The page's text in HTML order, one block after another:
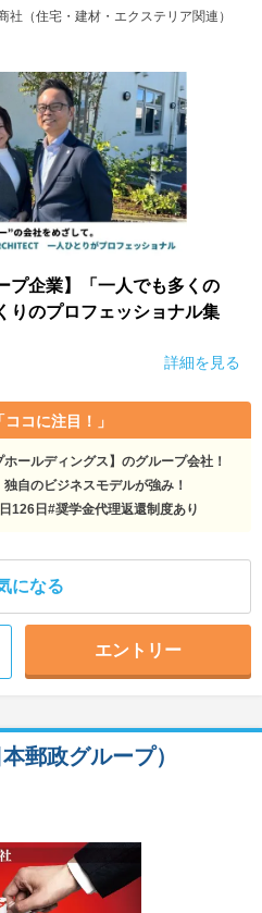
社（住宅・建材・エクステリア関連）
プ企業】「一人でも多くの
りのプロフェッショナル集
詳細を見る
「ココに注目！」
ールディングス】のグループ会社！
自のビジネスモデルが強み！
126日#奨学金代理返還制度あり
になる
エントリー
郵政グループ）